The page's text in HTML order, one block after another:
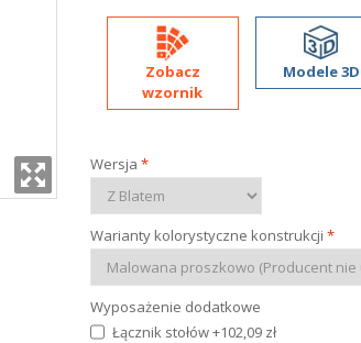
Zobacz
wzornik
Modele 3D
Wersja *
Warianty kolorystyczne konstrukcji *
Wyposażenie dodatkowe
Łącznik stołów+102,09 zł